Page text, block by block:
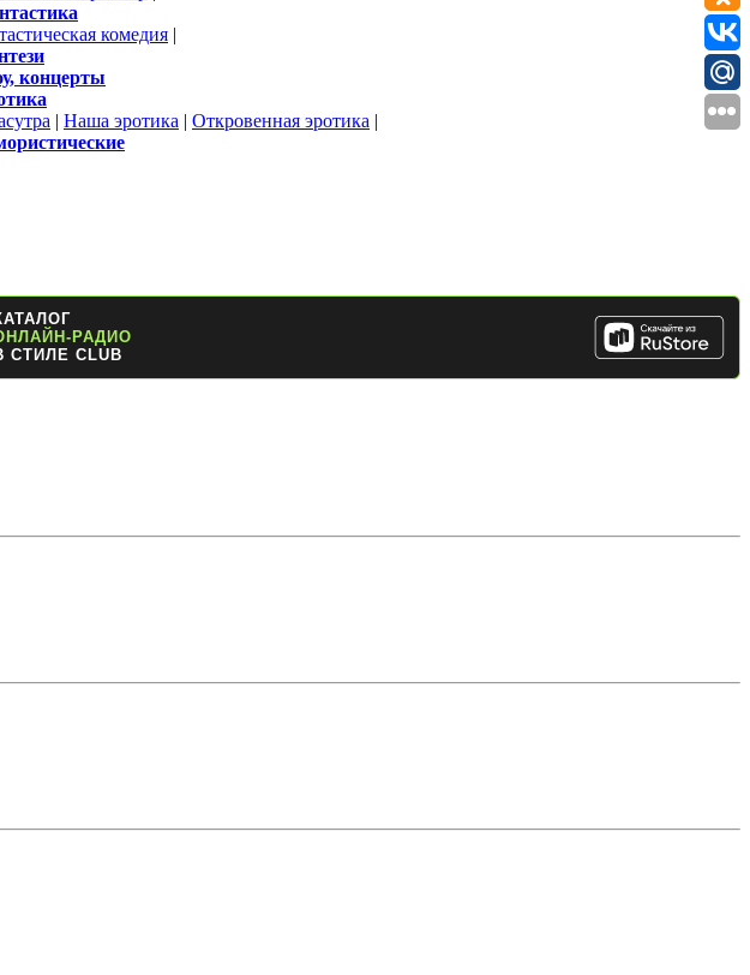
комедия |
концерты
| Наша эротика | Откровенная эротика |
РАДИО
СТИЛЕ CLUB